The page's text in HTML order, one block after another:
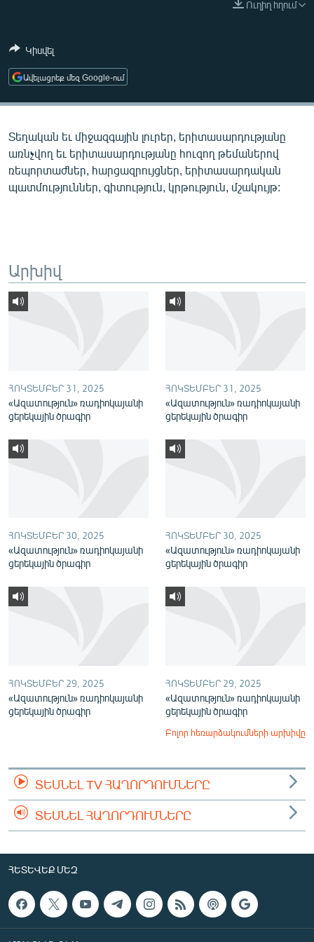
ՄԵԿՆԱԲԱՆՈՒԹՅՈՒՆ
ԿՈՐՈՆԱՎԻՐՈՒՍ
ԱՐԽԻՎ
ՏԵՍԱՆՅՈՒԹԵՐ
ՓՈԴՔԱՍԹ
Հայերեն
ՀԵՏԵՎԵՔ ՄԵԶ
Ուղիղ հղում
Կիսվել
Ավելացրեք մեզ Google-ում
Տեղական եւ միջազգային լուրեր, երիտասարդությանը
առնչվող եւ երիտասարդությանը հուզող թեմաներով
ռեպորտաժներ, հարցազրույցներ, երիտասարդական
պատմություններ, գիտություն, կրթություն, մշակույթ:
Արխիվ
ՀՈԿՏԵՄԲԵՐ 31, 2025
«Ազատություն» ռադիոկայանի
ցերեկային ծրագիր
ՀՈԿՏԵՄԲԵՐ 31, 2025
«Ազատություն» ռադիոկայանի
ցերեկային ծրագիր
ՀՈԿՏԵՄԲԵՐ 30, 2025
«Ազատություն» ռադիոկայանի
ցերեկային ծրագիր
ՀՈԿՏԵՄԲԵՐ 30, 2025
«Ազատություն» ռադիոկայանի
ցերեկային ծրագիր
ՀՈԿՏԵՄԲԵՐ 29, 2025
«Ազատություն» ռադիոկայանի
ցերեկային ծրագիր
ՀՈԿՏԵՄԲԵՐ 29, 2025
«Ազատություն» ռադիոկայանի
ցերեկային ծրագիր
Բոլոր հեռարձակումների արխիվը
ՏԵՍՆԵԼ TV ՀԱՂՈՐԴՈՒՄՆԵՐԸ
ՏԵՍՆԵԼ ՀԱՂՈՐԴՈՒՄՆԵՐԸ
ՀԵՏԵՎԵՔ ՄԵԶ